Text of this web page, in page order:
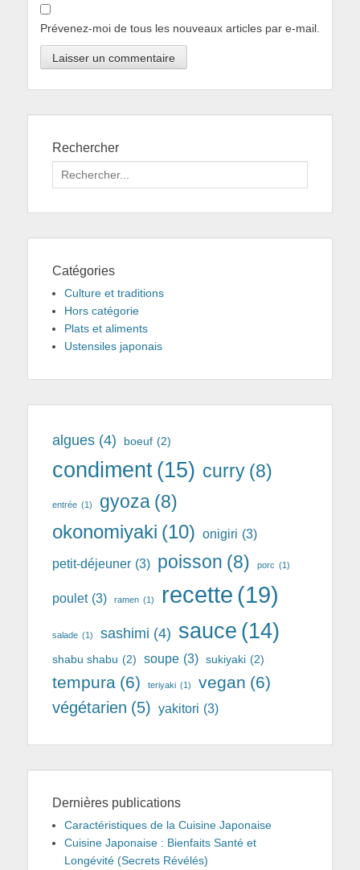
Prévenez-moi de tous les nouveaux articles par e-mail.
Rechercher
Search
for:
Catégories
Culture et traditions
Hors catégorie
Plats et aliments
Ustensiles japonais
algues (4) boeuf (2)
condiment(15) curry (8)
entrée (1) gyoza (8)
okonomiyaki (10) onigiri (3)
petit-déjeuner (3) poisson (8) porc (1)
poulet (3) ramen (1) recette (19)
salade (1) sashimi (4) sauce (14)
shabu shabu (2) soupe (3) sukiyaki (2)
tempura (6) teriyaki (1) vegan (6)
végétarien (5) yakitori (3)
Dernières publications
Caractéristiques de la Cuisine Japonaise
Cuisine Japonaise : Bienfaits Santé et
Longévité (Secrets Révélés)